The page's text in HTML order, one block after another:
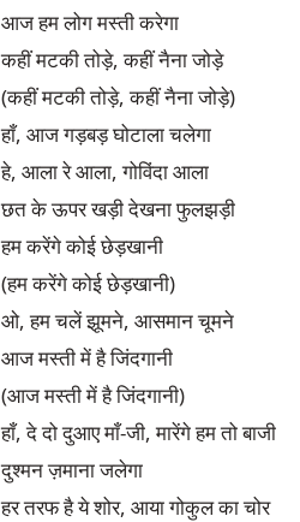
आज हम लोग मस्ती करेगा
कहीं मटकी तोड़े, कहीं नैना जोड़े
(कहीं मटकी तोड़े, कहीं नैना जोड़े)
हाँ, आज गड़बड़ घोटाला चलेगा
हे, आला रे आला, गोविंदा आला
छत के ऊपर खड़ी देखना फुलझड़ी
हम करेंगे कोई छेड़खानी
(हम करेंगे कोई छेड़खानी)
ओ, हम चलें झूमने, आसमान चूमने
आज मस्ती में है जिंदगानी
(आज मस्ती में है जिंदगानी)
हाँ, दे दो दुआए माँ-जी, मारेंगे हम तो बाजी
दुश्मन ज़माना जलेगा
हर तरफ है ये शोर, आया गोकुल का चोर